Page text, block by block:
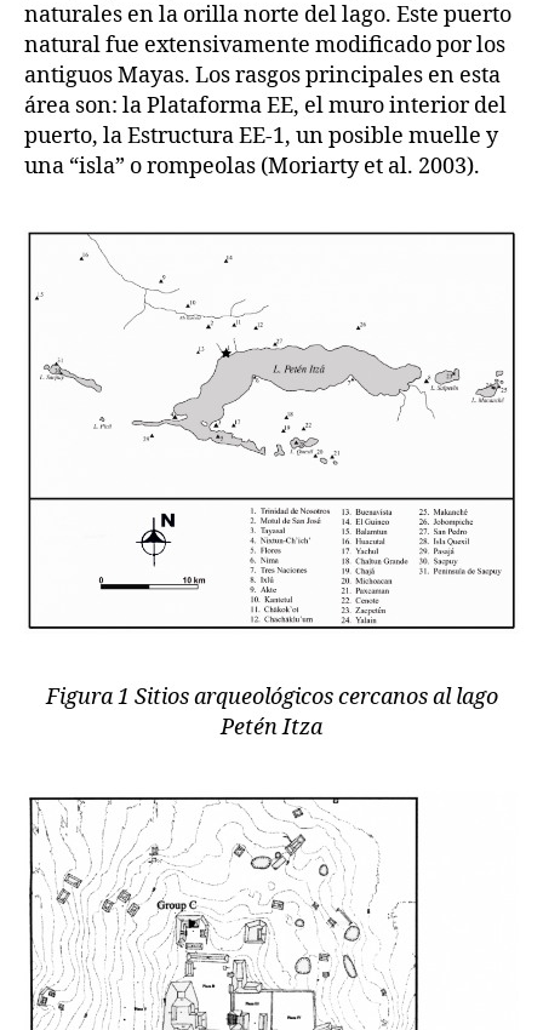
naturales en la orilla norte del lago. Este puerto
natural fue extensivamente modificado por los
antiguos Mayas. Los rasgos principales en esta
área son: la Plataforma EE, el muro interior del
puerto, la Estructura EE-1, un posible muelle y
una “isla” o rompeolas (Moriarty et al. 2003).
Figura 1 Sitios arqueológicos cercanos al lago
Petén Itza